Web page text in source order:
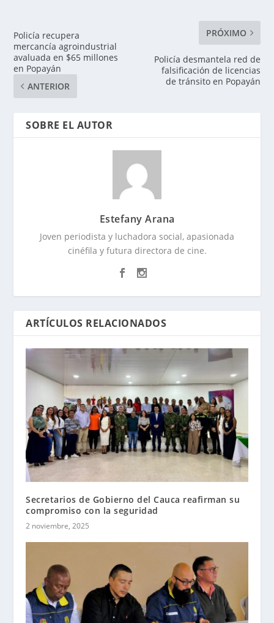
Policía recupera
mercancía agroindustrial
avaluada en $65 millones
en Popayán
ANTERIOR
PRÓXIMO
Policía desmantela red de
falsificación de licencias
de tránsito en Popayán
SOBRE EL AUTOR
Estefany Arana
Joven periodista y luchadora social, apasionada
cinéfila y futura directora de cine.
ARTÍCULOS RELACIONADOS
Secretarios de Gobierno del Cauca reafirman su
compromiso con la seguridad
2 noviembre, 2025